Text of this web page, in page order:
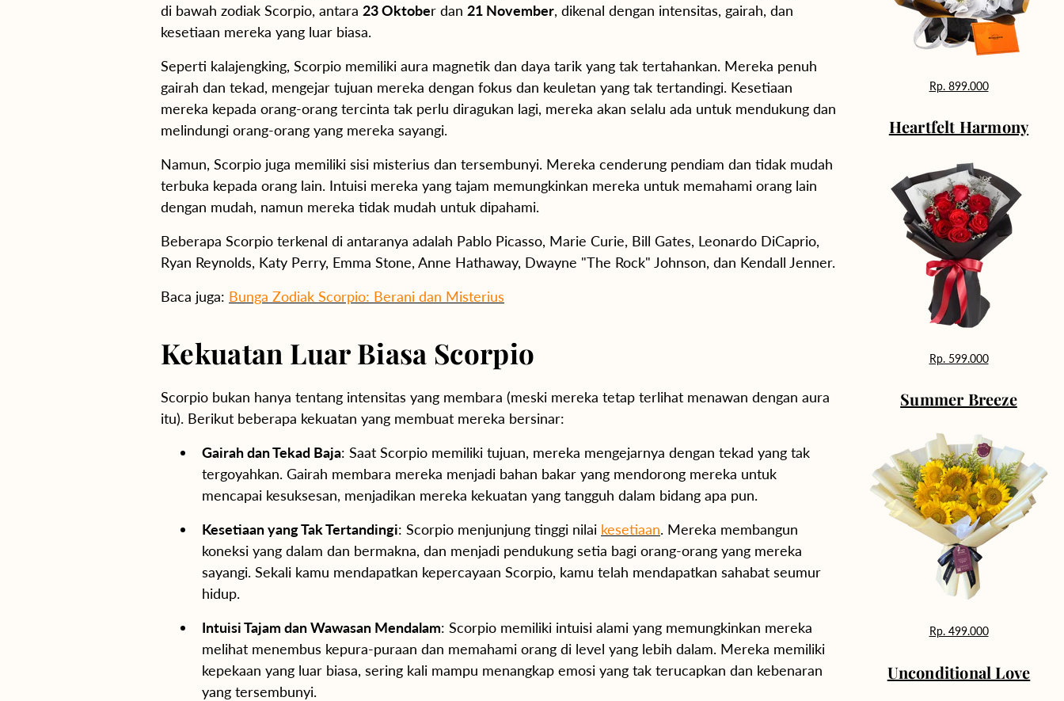
di bawah zodiak Scorpio, antara 23 Oktober dan 21 November, dikenal dengan intensitas, gairah, dan
kesetiaan mereka yang luar biasa.
Seperti kalajengking, Scorpio memiliki aura magnetik dan daya tarik yang tak tertahankan. Mereka penuh
gairah dan tekad, mengejar tujuan mereka dengan fokus dan keuletan yang tak tertandingi. Kesetiaan
mereka kepada orang-orang tercinta tak perlu diragukan lagi, mereka akan selalu ada untuk mendukung dan
melindungi orang-orang yang mereka sayangi.
Namun, Scorpio juga memiliki sisi misterius dan tersembunyi. Mereka cenderung pendiam dan tidak mudah
terbuka kepada orang lain. Intuisi mereka yang tajam memungkinkan mereka untuk memahami orang lain
dengan mudah, namun mereka tidak mudah untuk dipahami.
Beberapa Scorpio terkenal di antaranya adalah Pablo Picasso, Marie Curie, Bill Gates, Leonardo DiCaprio,
Ryan Reynolds, Katy Perry, Emma Stone, Anne Hathaway, Dwayne "The Rock" Johnson, dan Kendall Jenner.
Baca juga: Bunga Zodiak Scorpio: Berani dan Misterius
Kekuatan Luar Biasa Scorpio
Scorpio bukan hanya tentang intensitas yang membara (meski mereka tetap terlihat menawan dengan aura
itu). Berikut beberapa kekuatan yang membuat mereka bersinar:
Gairah dan Tekad Baja: Saat Scorpio memiliki tujuan, mereka mengejarnya dengan tekad yang tak
tergoyahkan. Gairah membara mereka menjadi bahan bakar yang mendorong mereka untuk
mencapai kesuksesan, menjadikan mereka kekuatan yang tangguh dalam bidang apa pun.
Kesetiaan yang Tak Tertandingi: Scorpio menjunjung tinggi nilai kesetiaan. Mereka membangun
koneksi yang dalam dan bermakna, dan menjadi pendukung setia bagi orang-orang yang mereka
sayangi. Sekali kamu mendapatkan kepercayaan Scorpio, kamu telah mendapatkan sahabat seumur
hidup.
Intuisi Tajam dan Wawasan Mendalam: Scorpio memiliki intuisi alami yang memungkinkan mereka
melihat menembus kepura-puraan dan memahami orang di level yang lebih dalam. Mereka memiliki
kepekaan yang luar biasa, sering kali mampu menangkap emosi yang tak terucapkan dan kebenaran
yang tersembunyi.
Rp. 899.000
Heartfelt Harmony
Rp. 599.000
Summer Breeze
Rp. 499.000
Unconditional Love